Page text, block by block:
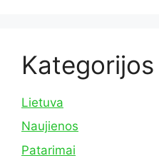
Kategorijos
Lietuva
Naujienos
Patarimai